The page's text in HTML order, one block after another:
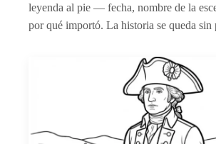
leyenda al pie — fecha, nombre de la
por qué importó. La historia se queda sin